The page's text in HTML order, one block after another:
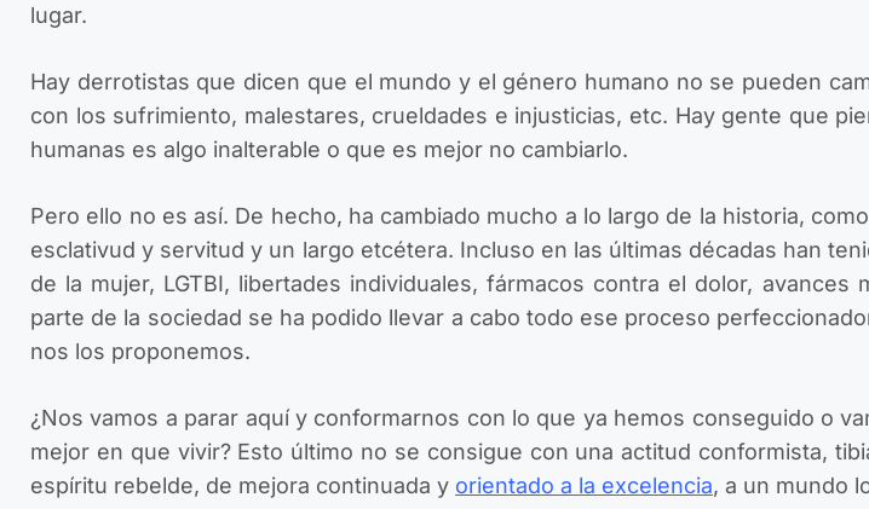
lugar.
Hay derrotistas que dicen que el mundo y el género humano no se pueden
con los sufrimiento, malestares, crueldades e injusticias, etc. Hay gente que
humanas es algo inalterable o que es mejor no cambiarlo.
Pero ello no es así. De hecho, ha cambiado mucho a lo largo de la historia,
esclativud y servitud y un largo etcétera. Incluso en las últimas décadas han
de la mujer, LGTBI, libertades individuales, fármacos contra el dolor,
parte de la sociedad se ha podido llevar a cabo todo ese proceso
nos los proponemos.
¿Nos vamos a parar aquí y conformarnos con lo que ya hemos conseguido o
mejor en que vivir? Esto último no se consigue con una actitud conformista,
espíritu rebelde, de mejora continuada y orientado a la excelencia, a un mundo